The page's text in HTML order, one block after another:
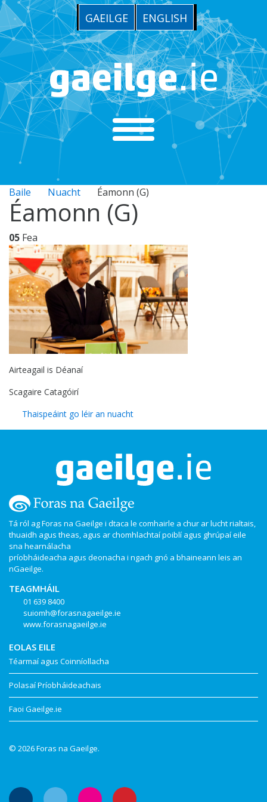
GAEILGE ENGLISH
Baile Nuacht Éamonn (G)
Éamonn (G)
05 Fea
Airteagail is Déanaí
Scagaire Catagóirí
Thaispeáint go léir an nuacht
Tá ról ag Foras na Gaeilge i dtaca le comhairle a chur ar lucht rialtais,
thuaidh agus theas, agus ar chomhlachtaí poiblí agus ghrúpaí eile
sna hearnálacha
príobháideacha agus deonacha i ngach gnó a bhaineann leis an
nGaeilge.
TEAGMHÁIL
01 639 8400
suiomh@forasnagaeilge.ie
www.forasnagaeilge.ie
EOLAS EILE
Téarmaí agus Coinníollacha
Polasaí Príobháideachais
Faoi Gaeilge.ie
© 2026 Foras na Gaeilge.